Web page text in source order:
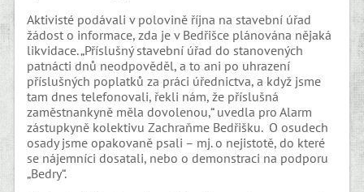
Aktivisté podávali v polovině října na stavební úřad
žádost o informace, zda je v Bedřišce plánována nějaká
likvidace. „Příslušný stavební úřad do stanovených
patnácti dnů neodpověděl, a to ani po uhrazení
příslušných poplatků za práci úřednictva, a když jsme
tam dnes telefonovali, řekli nám, že příslušná
zaměstnankyně měla dovolenou,“ uvedla pro Alarm
zástupkyně kolektivu Zachraňme Bedřišku. O osudech
osady jsme opakovaně psali – mj. o nejistotě, do které
se nájemníci dosatali, nebo o demonstraci na podporu
„Bedry“.